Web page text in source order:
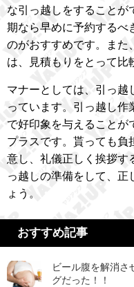
な引っ越しをすることが
期なら早めに予約するべ
のがおすすめです。また
は、見積もりをとって比
マナーとしては、引っ越
っています。引っ越し作
で好印象を与えることが
プラスです。貰っても負
意し、礼儀正しく挨拶す
っ越しの準備をして、正
ょう。
おすすめ記事
ビール腹を解消さ
グだった！！